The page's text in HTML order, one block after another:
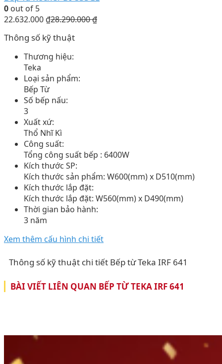
0 out of 5
22.632.000 ₫28.290.000₫
Thông số kỹ thuật
Thương hiệu:
Teka
Loại sản phẩm:
Bếp Từ
Số bếp nấu:
3
Xuất xứ:
Thổ Nhĩ Kì
Công suất:
Tổng công suất bếp : 6400W
Kích thước SP:
Kích thước sản phẩm: W600(mm) x D510(mm)
Kích thước lắp đặt:
Kích thước lắp đặt: W560(mm) x D490(mm)
Thời gian bảo hành:
3 năm
Xem thêm cấu hình chi tiết
Thông số kỹ thuật chi tiết Bếp từ Teka IRF 641
BÀI VIẾT LIÊN QUAN BẾP TỪ TEKA IRF 641